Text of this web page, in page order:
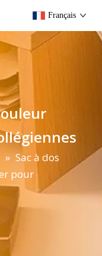
Français
» Sac à dos
pour